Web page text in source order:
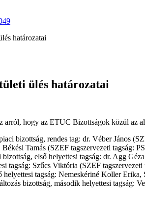
határozatai
ülés határozatai
hogy az ETUC Bizottságok közül az
bizottság, rendes tag: dr. Véber János
Tamás (SZEF tagszervezeti tagság:
első helyettesi tagság: dr. Agg
tagság: Szűcs Viktória (SZEF
helyettesi tagság: Nemeskériné Koller
bizottság, második helyettesi tagság: